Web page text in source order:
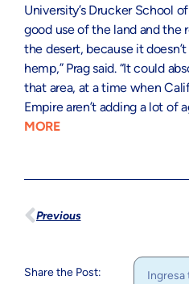
University’s Drucker School
good use of the land and the
the desert, because it
hemp,” Prag said. “It could
that area, at a time when
Empire aren’t adding a lot of
MORE
Previous
Share the Post: